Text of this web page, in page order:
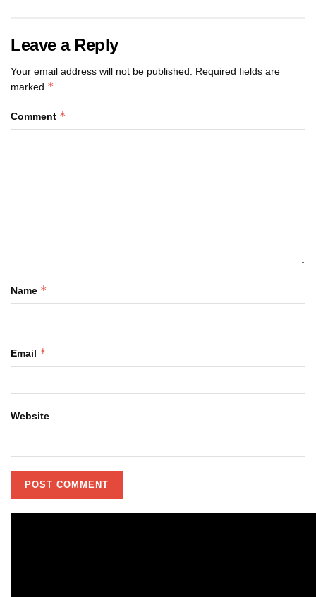
Leave a Reply
Your email address will not be published. Required fields are
marked *
Comment *
Name *
Email *
Website